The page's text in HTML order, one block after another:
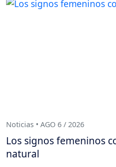
Noticias • AGO 6 / 2026
Los signos femeninos
natural